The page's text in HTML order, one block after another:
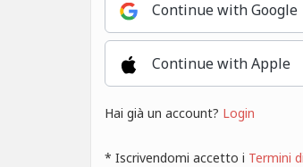
Continue with Google
Continue with Apple
Hai già un account? Login
* Iscrivendomi accetto i Termini